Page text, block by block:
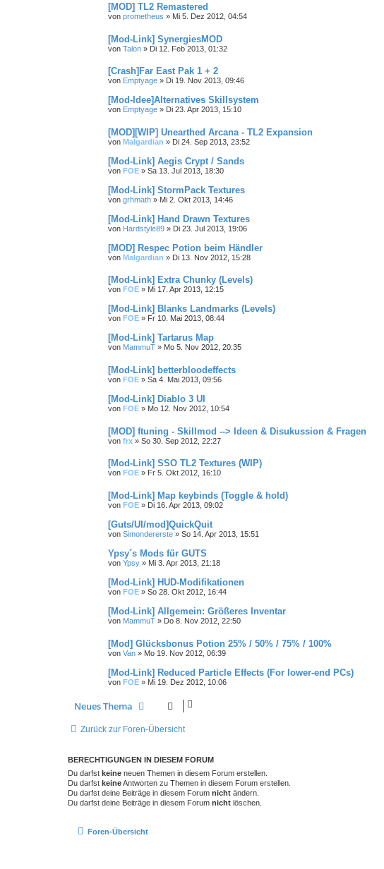
[MOD] TL2 Remastered
von prometheus » Mi 5. Dez 2012, 04:54
[Mod-Link] SynergiesMOD
von Talon » Di 12. Feb 2013, 01:32
[Crash]Far East Pak 1 + 2
von Emptyage » Di 19. Nov 2013, 09:46
[Mod-Idee]Alternatives Skillsystem
von Emptyage » Di 23. Apr 2013, 15:10
[MOD][WIP] Unearthed Arcana - TL2 Expansion
von Malgardian » Di 24. Sep 2013, 23:52
[Mod-Link] Aegis Crypt / Sands
von FOE » Sa 13. Jul 2013, 18:30
[Mod-Link] StormPack Textures
von grhmath » Mi 2. Okt 2013, 14:46
[Mod-Link] Hand Drawn Textures
von Hardstyle89 » Di 23. Jul 2013, 19:06
[MOD] Respec Potion beim Händler
von Malgardian » Di 13. Nov 2012, 15:28
[Mod-Link] Extra Chunky (Levels)
von FOE » Mi 17. Apr 2013, 12:15
[Mod-Link] Blanks Landmarks (Levels)
von FOE » Fr 10. Mai 2013, 08:44
[Mod-Link] Tartarus Map
von MammuT » Mo 5. Nov 2012, 20:35
[Mod-Link] betterbloodeffects
von FOE » Sa 4. Mai 2013, 09:56
[Mod-Link] Diablo 3 UI
von FOE » Mo 12. Nov 2012, 10:54
[MOD] ftuning - Skillmod --> Ideen & Disukussion & Fragen
von frx » So 30. Sep 2012, 22:27
[Mod-Link] SSO TL2 Textures (WIP)
von FOE » Fr 5. Okt 2012, 16:10
[Mod-Link] Map keybinds (Toggle & hold)
von FOE » Di 16. Apr 2013, 09:02
[Guts/UI/mod]QuickQuit
von Simondererste » So 14. Apr 2013, 15:51
Ypsy´s Mods für GUTS
von Ypsy » Mi 3. Apr 2013, 21:18
[Mod-Link] HUD-Modifikationen
von FOE » So 28. Okt 2012, 16:44
[Mod-Link] Allgemein: Größeres Inventar
von MammuT » Do 8. Nov 2012, 22:50
[Mod] Glücksbonus Potion 25% / 50% / 75% / 100%
von Van » Mo 19. Nov 2012, 06:39
[Mod-Link] Reduced Particle Effects (For lower-end PCs)
von FOE » Mi 19. Dez 2012, 10:06
Neues Thema
Zurück zur Foren-Übersicht
BERECHTIGUNGEN IN DIESEM FORUM
Du darfst keine neuen Themen in diesem Forum erstellen.
Du darfst keineAntworten zu Themen in diesem Forum erstellen.
Du darfst deine Beiträge in diesem Forum nicht ändern.
Du darfst deine Beiträge in diesem Forum nicht löschen.
Foren-Übersicht